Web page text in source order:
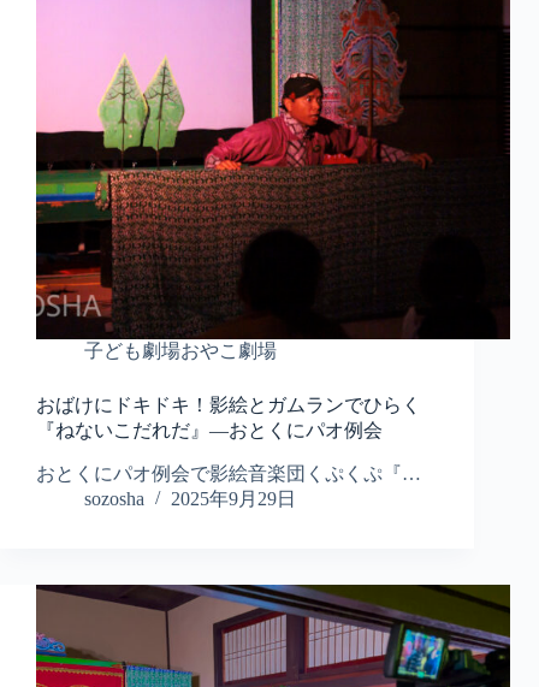
子ども劇場おやこ劇場
おばけにドキドキ！影絵とガムランでひらく
『ねないこだれだ』―おとくにパオ例会
おとくにパオ例会で影絵音楽団くぷくぷ『…
sozosha
2025年9月29日